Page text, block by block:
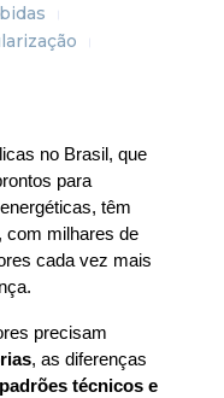
no Brasil, que
para
têm
com milhares de
cada vez mais
precisam
, as diferenças
padrões técnicos e